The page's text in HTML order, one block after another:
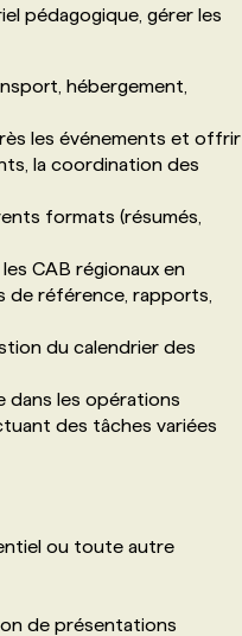
pédagogique, gérer les
hébergement,
les événements et offrir
la coordination des
formats (résumés,
CAB régionaux en
de référence, rapports,
du calendrier des
dans les opérations
des tâches variées
ou toute autre
de présentations